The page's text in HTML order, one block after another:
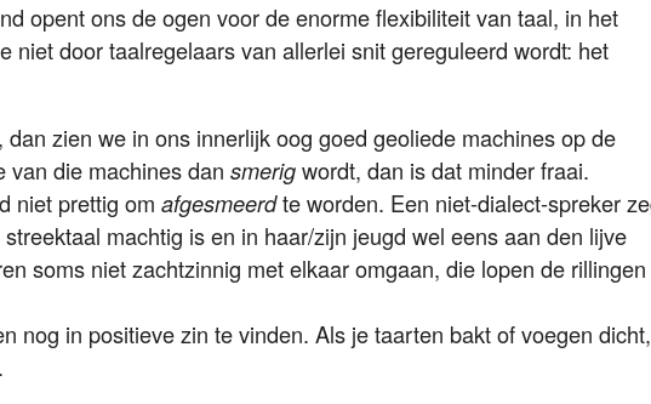
opent ons de ogen voor de enorme flexibiliteit van taal, in het
niet door taalregelaars van allerlei snit gereguleerd wordt: het
zien we in ons innerlijk oog goed geoliede machines op de
van die machines dan smerig wordt, dan is dat minder fraai.
niet prettig om afgesmeerdte worden. Een niet-dialect-spreker
machtig is en in haar/zijn jeugd wel eens aan den lijve
soms niet zachtzinnig met elkaar omgaan, die lopen de rillingen
nog in positieve zin te vinden. Als je taarten bakt of voegen dicht,